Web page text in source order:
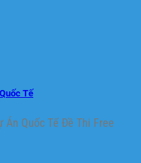
Tế
Án Quốc Tế Đề Thi Free